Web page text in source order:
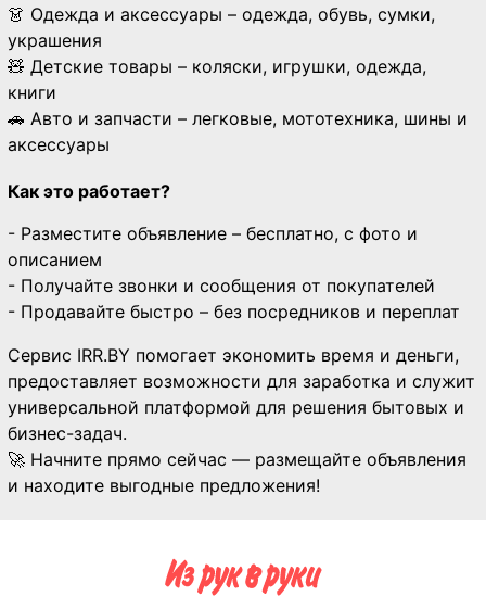
👗 Одежда и аксессуары – одежда, обувь, сумки,
украшения
🧸 Детские товары – коляски, игрушки, одежда,
книги
🚗 Авто и запчасти – легковые, мототехника, шины и
аксессуары
Как это работает?
- Разместите объявление – бесплатно, с фото и
описанием
- Получайте звонки и сообщения от покупателей
- Продавайте быстро – без посредников и переплат
Сервис IRR.BY помогает экономить время и деньги,
предоставляет возможности для заработка и служит
универсальной платформой для решения бытовых и
бизнес-задач.
🚀 Начните прямо сейчас — размещайте объявления
и находите выгодные предложения!